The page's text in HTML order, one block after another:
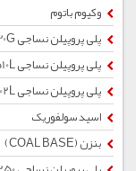
وکیوم باتوم
پلی پروپیلن نساجی Z30G
پلی پروپیلن نساجی HP510L
پلی پروپیلن نساجی 1102L
اسید سولفوریک
بنزن (COAL BASE)